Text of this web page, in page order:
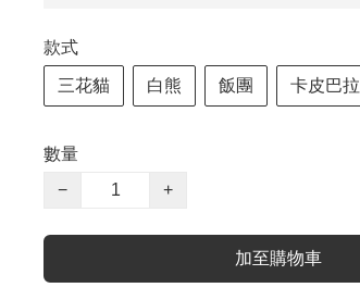
款式
三花貓 白熊 飯團 卡皮巴拉
數量
−
+
加至購物車